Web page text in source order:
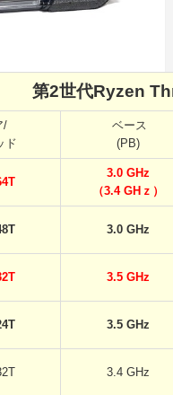
第2世代Ryzen
/
ド
ベース
(PB)
3.0 GHz
（3.4 GHｚ）
3.0 GHz
3.5 GHz
3.5 GHz
3.4 GHz